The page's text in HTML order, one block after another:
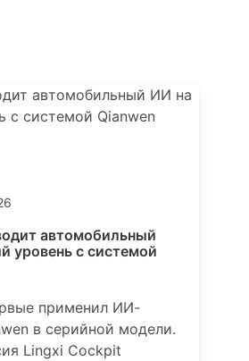
автомобильный
уровень с системой
применил ИИ-
в серийной модели.
Lingxi Cockpit